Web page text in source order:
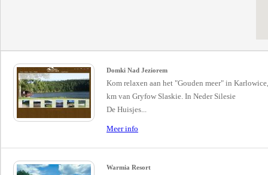
Domki Nad Jeziorem
Kom relaxen aan het "Gouden meer" in
km van Gryfow Slaskie. In Neder Silesie
De Huisjes...
Meer info
Warmia Resort